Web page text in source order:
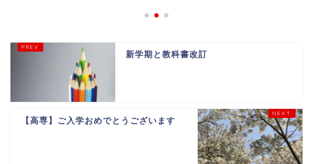
新学期と教科書改訂
【高専】ご入学おめでとうございます